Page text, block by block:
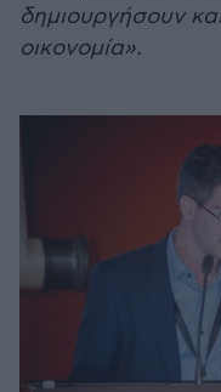
δημιουργήσουν
οικονομία».